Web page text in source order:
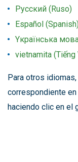
Русский (Ruso)
Español
Yкраїнська
vietnamita (Tiếng
Para otros
correspondiente
haciendo clic en el